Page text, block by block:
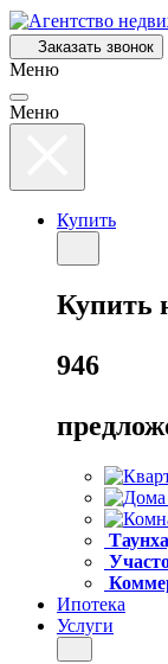
Перейти
к
основному
Заказать звонок
Меню
Меню
Купить
Купить
946
Ипотека
Услуги